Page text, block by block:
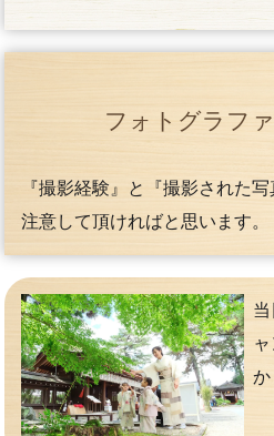
フォトグラフ
『撮影経験』と『撮影された
注意して頂ければと思います。
か